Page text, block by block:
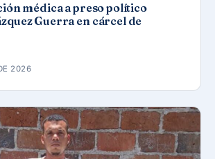
médica a preso político
Guerra en cárcel de
2026